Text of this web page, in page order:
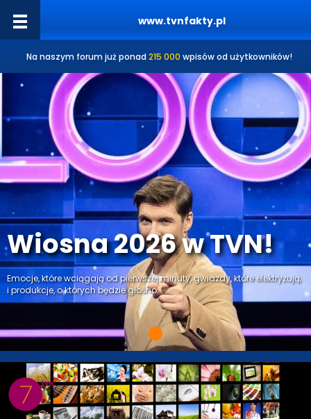
www.tvnfakty.pl
Na naszym forum już ponad 215 000 wpisów od użytkowników!
Wiosna 2026 w TVN!
Emocje, które wciągają od pierwszej minuty, gwiazdy, które elektryzują,
i produkcje, o których będzie głośno.